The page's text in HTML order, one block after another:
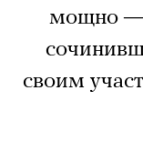
мощно —
своим